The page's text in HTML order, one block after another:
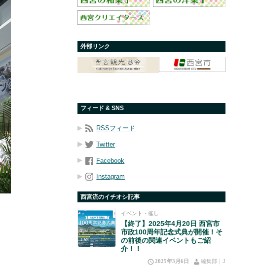
外部リンク
フィード & SNS
RSSフィード
Twitter
Facebook
Instagram
西宮流のイチオシ記事
イベント・催し
【終了】2025年4月20日 西宮市
市政100周年記念式典が開催！そ
の前後の関連イベントもご紹
介！！
2025年3月6日 編集部｜J